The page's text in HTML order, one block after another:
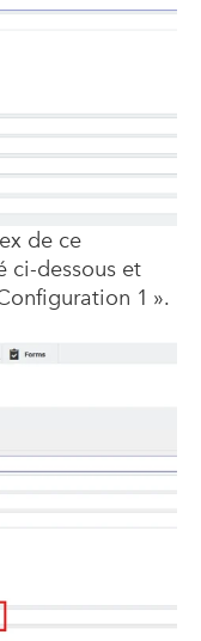
de ce
ci-dessous et
1 ».